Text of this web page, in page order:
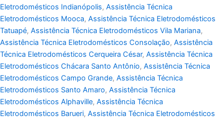
Eletrodomésticos Indianópolis, Assistência Técnica
Eletrodomésticos Mooca, Assistência Técnica Eletrodomésticos
Tatuapé, Assistência Técnica Eletrodomésticos Vila Mariana,
Assistência Técnica Eletrodomésticos Consolação, Assistência
Técnica Eletrodomésticos Cerqueira César, Assistência Técnica
Eletrodomésticos Chácara Santo Antônio, Assistência Técnica
Eletrodomésticos Campo Grande, Assistência Técnica
Eletrodomésticos Santo Amaro, Assistência Técnica
Eletrodomésticos Alphaville, Assistência Técnica
Eletrodomésticos Barueri, Assistência Técnica Eletrodomésticos